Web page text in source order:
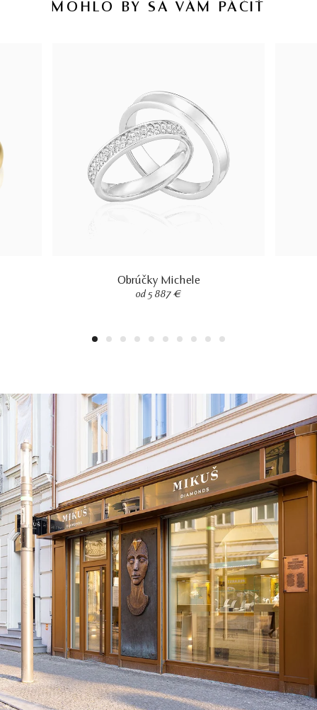
MOHLO BY SA VÁM PÁČIŤ
Obrúčky Michele
od 5 887 €
1 2 3 4 5 6 7 8 9 10